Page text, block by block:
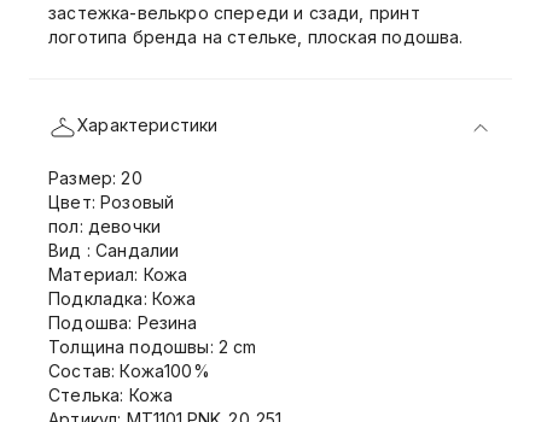
застежка-велькро спереди и сзади, принт
логотипа бренда на стельке, плоская подошва.
Характеристики
Размер: 20
Цвет: Розовый
пол: девочки
Вид : Сандалии
Материал: Кожа
Подкладка: Кожа
Подошва: Резина
Толщина подошвы: 2 cm
Состав: Кожа100%
Стелька: Кожа